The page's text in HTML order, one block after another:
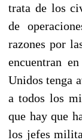
trata de los
de
razones por
encuentran
Unidos tenga
a todos los
que hay que
los jefes